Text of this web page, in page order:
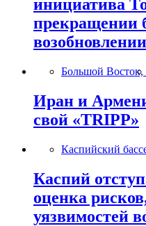
инициатива
прекращении
Большой Восток,
Иран и
свой «TRIPP»
Каспийский
Каспий
оценка
уязвимостей